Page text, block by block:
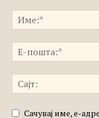
Сачувај име, е-